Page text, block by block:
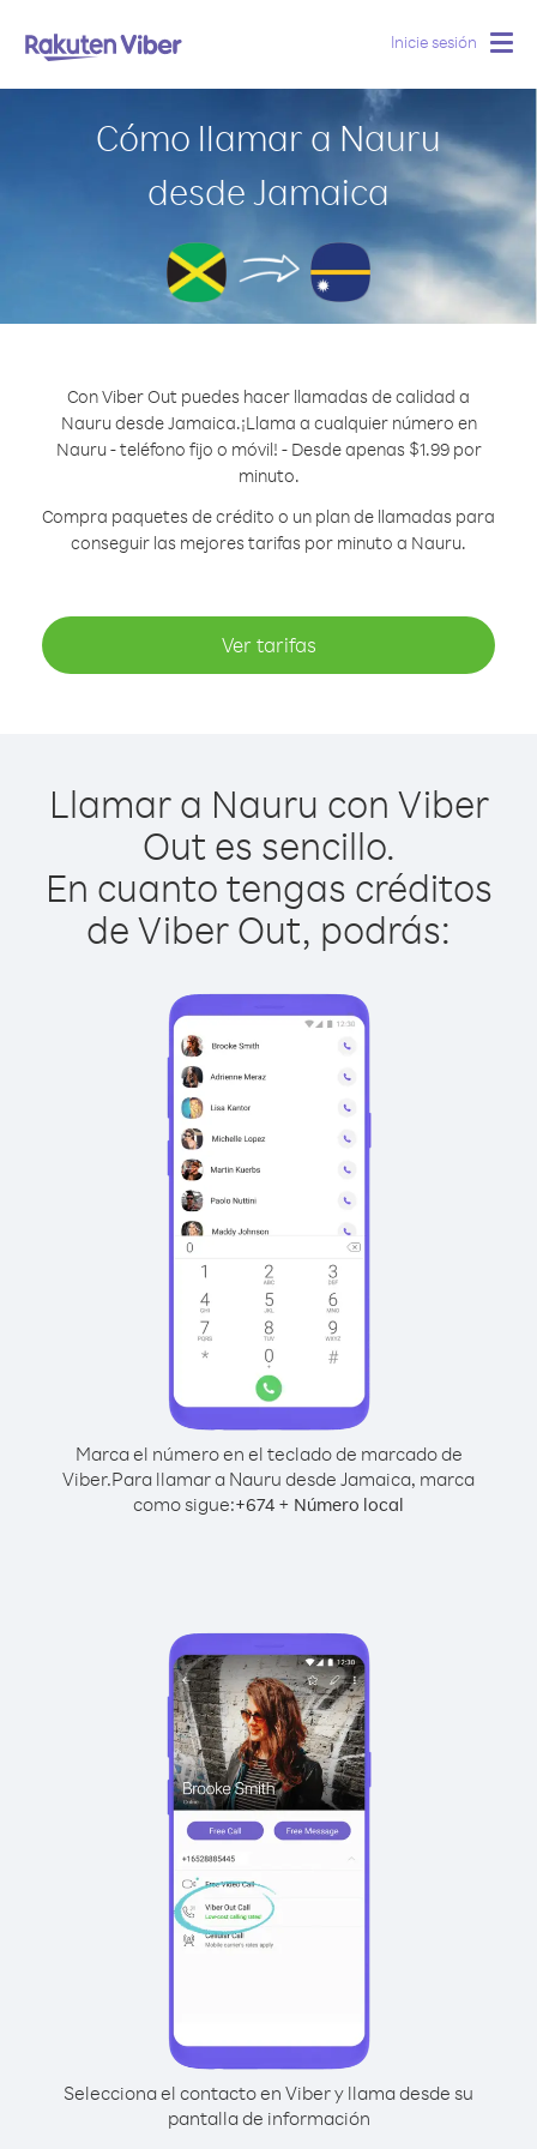
Inicie sesión
Cómo llamar a Nauru
desde Jamaica
Con Viber Out puedes hacer llamadas de calidad a
Nauru desde Jamaica.¡Llama a cualquier número en
Nauru - teléfono fijo o móvil! - Desde apenas $1.99 por
minuto.
Compra paquetes de crédito o un plan de llamadas para
conseguir las mejores tarifas por minuto a Nauru.
Ver tarifas
Llamar a Nauru con Viber
Out es sencillo.
En cuanto tengas créditos
de Viber Out, podrás:
Marca el número en el teclado de marcado de
Viber.Para llamar a Nauru desde Jamaica, marca
como sigue:+674 + Número local
Selecciona el contacto en Viber y llama desde su
pantalla de información